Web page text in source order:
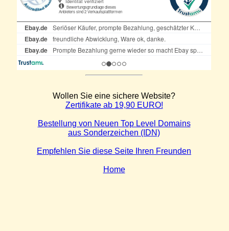
Wollen Sie eine sichere Website?
Zertifikate ab 19,90 EURO!
Bestellung von Neuen Top Level Domains
aus Sonderzeichen (IDN)
Empfehlen Sie diese Seite Ihren Freunden
Home